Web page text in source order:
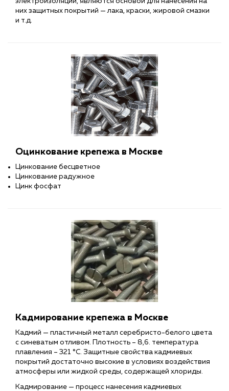
них защитных покрытий — лака, краски, жировой смазки
и т.д.
Оцинкование крепежа в Москве
Цинкование бесцветное
Цинкование радужное
Цинк фосфат
Кадмирование крепежа в Москве
Кадмий — пластичный металл серебристо-белого цвета
с синеватым отливом. Плотность – 8,6. температура
плавления – 321 °C. Защитные свойства кадмиевых
покрытий достаточно высокие в условиях воздействия
атмосферы или жидкой среды, содержащей хлориды.
Кадмирование — процесс нанесения кадмиевых